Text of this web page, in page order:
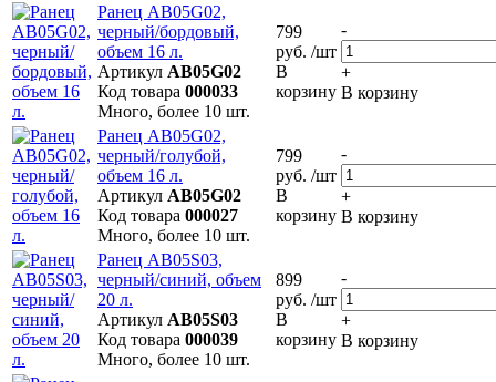
Ранец AB05G02,
черный/бордовый,
объем 16 л.
Артикул AB05G02
Код товара 000033
Много, более 10 шт.
799
руб. /шт
В
корзину
-
+
В корзину
Ранец AB05G02,
черный/голубой,
объем 16 л.
Артикул AB05G02
Код товара 000027
Много, более 10 шт.
799
руб. /шт
В
корзину
-
+
В корзину
Ранец AB05S03,
черный/синий, объем
20 л.
Артикул AB05S03
Код товара 000039
Много, более 10 шт.
899
руб. /шт
В
корзину
-
+
В корзину